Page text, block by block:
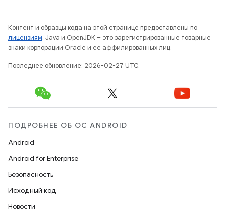
Контент и образцы кода на этой странице предоставлены по
лицензиям. Java и OpenJDK – это зарегистрированные товарные
знаки корпорации Oracle и ее аффилированных лиц.
Последнее обновление: 2026-02-27 UTC.
ПОДРОБНЕЕ ОБ ОС ANDROID
Android
Android for Enterprise
Безопасность
Исходный код
Новости